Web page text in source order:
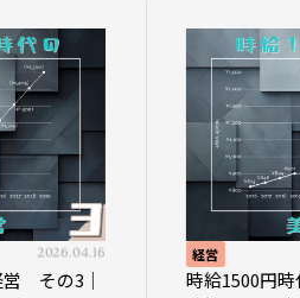
2026.04.16
その3｜
経営
時給1500円時